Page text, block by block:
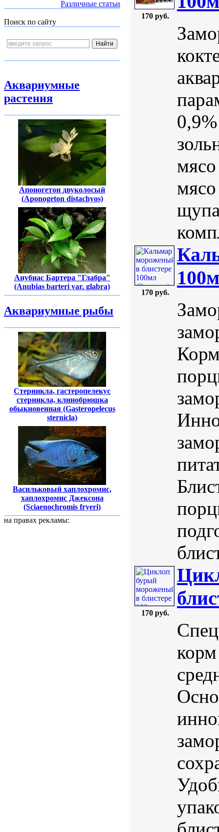
Различные статьи
Поиск по сайту
Аквариумные
растения
Апоногетон двуколосый
(Aponogeton distachyos)
Анубиас Бартера "Глабра"
(Anubias barteri var. glabra)
Аквариумные рыбы
Стерникла, гастеропелекус
стерникла, клинобрюшка
обыкновенная (Gasteropelecus
sternicla)
Васильковый хаплохромис,
хаплохромис Джексона
(Sciaenochromis fryeri)
на правах рекламы:
170 руб.
170 руб.
170 руб.